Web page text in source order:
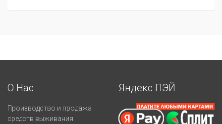
О Нас
Производство и продажа
средств выживания.
Яндекс ПЭЙ